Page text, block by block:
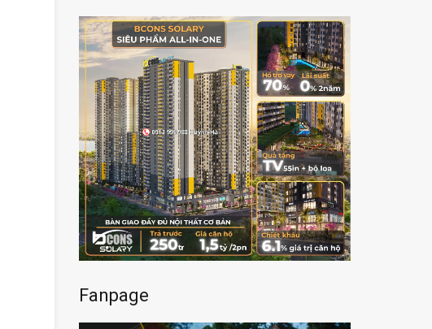
Fanpage